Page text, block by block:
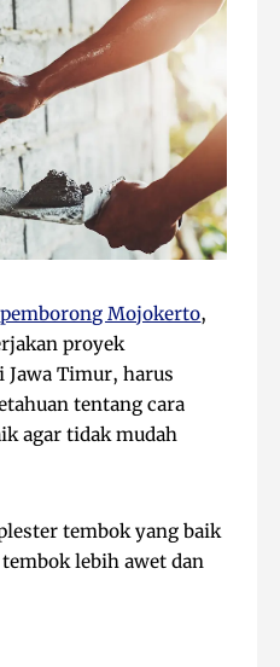
pemborong Mojokerto,
proyek
Jawa Timur, harus
tentang cara
agar tidak mudah
tembok yang baik
lebih awet dan